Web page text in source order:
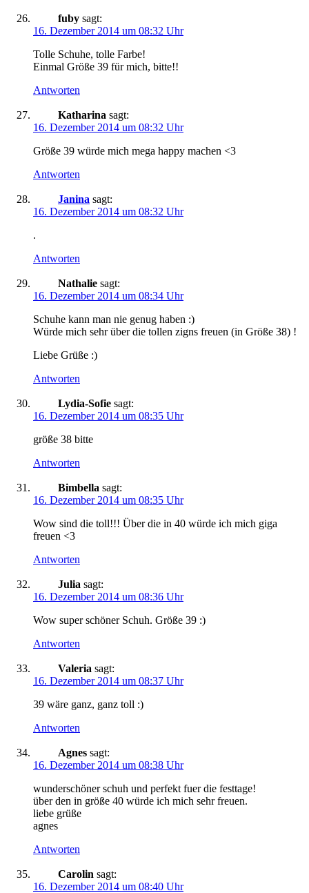
fuby sagt:
16. Dezember 2014 um 08:32 Uhr
Tolle Schuhe, tolle Farbe!
Einmal Größe 39 für mich, bitte!!
Antworten
Katharina sagt:
16. Dezember 2014 um 08:32 Uhr
Größe 39 würde mich mega happy machen <3
Antworten
Janina sagt:
16. Dezember 2014 um 08:32 Uhr
.
Antworten
Nathalie sagt:
16. Dezember 2014 um 08:34 Uhr
Schuhe kann man nie genug haben :)
Würde mich sehr über die tollen zigns freuen (in Größe 38) !
Liebe Grüße :)
Antworten
Lydia-Sofie sagt:
16. Dezember 2014 um 08:35 Uhr
größe 38 bitte
Antworten
Bimbella sagt:
16. Dezember 2014 um 08:35 Uhr
Wow sind die toll!!! Über die in 40 würde ich mich giga
freuen <3
Antworten
Julia sagt:
16. Dezember 2014 um 08:36 Uhr
Wow super schöner Schuh. Größe 39 :)
Antworten
Valeria sagt:
16. Dezember 2014 um 08:37 Uhr
39 wäre ganz, ganz toll :)
Antworten
Agnes sagt:
16. Dezember 2014 um 08:38 Uhr
wunderschöner schuh und perfekt fuer die festtage!
über den in größe 40 würde ich mich sehr freuen.
liebe grüße
agnes
Antworten
Carolin sagt:
16. Dezember 2014 um 08:40 Uhr